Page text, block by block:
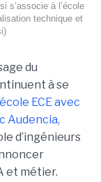
s’associe à l’école
technique et
du
à se
ECE avec
Audencia,
d’ingénieurs
et métier.